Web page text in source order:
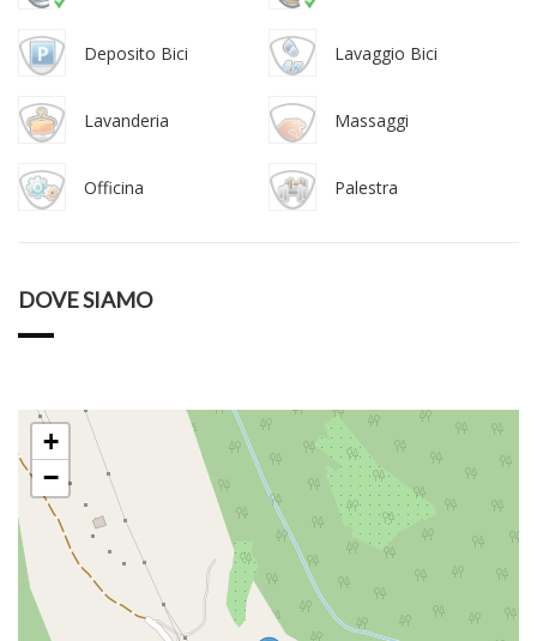
Deposito Bici Lavaggio Bici
Lavanderia Massaggi
Officina Palestra
DOVE SIAMO
+
−